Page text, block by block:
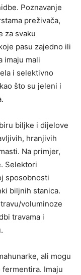
Poznavanje
preživača,
za svaku
pasu zajedno ili
imaju mali
i selektivno
što su jeleni i
biljke i dijelove
hranjivih
Na primjer,
Selektori
sposobnosti
biljnih stanica.
voluminoze
travama i
ali mogu
Imaju